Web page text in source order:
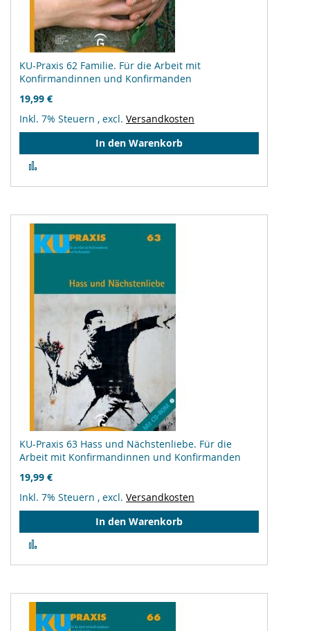
KU-Praxis 62 Familie. Für die Arbeit mit
Konfirmandinnen und Konfirmanden
19,99 €
Inkl. 7% Steuern , excl. Versandkosten
In den Warenkorb
hinzufügen
KU-Praxis 63 Hass und Nächstenliebe. Für die
Arbeit mit Konfirmandinnen und Konfirmanden
19,99 €
Inkl. 7% Steuern , excl. Versandkosten
In den Warenkorb
hinzufügen